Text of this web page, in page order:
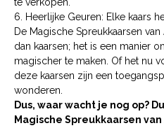
te verkopen.
6. Heerlijke Geuren: Elke kaars
De Magische Spreukkaarsen
dan kaarsen; het is een manier
magischer te maken. Of het nu
deze kaarsen zijn een
wonderen.
Dus, waar wacht je nog op?
Magische Spreukkaarsen